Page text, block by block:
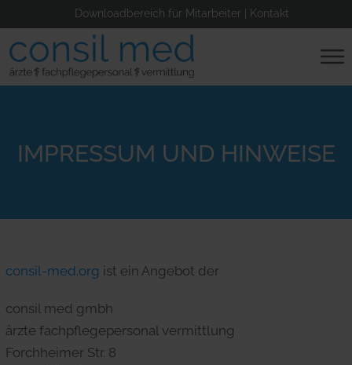
Downloadbereich für Mitarbeiter Kontakt
IMPRESSUM UND HINWEISE
consil-med.org ist ein Angebot der
consil med gmbh
ärzte fachpflegepersonal vermittlung
Forchheimer Str. 8